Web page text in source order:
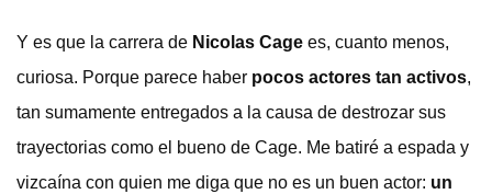
Y es que la carrera de Nicolas Cage es, cuanto menos,
curiosa. Porque parece haber pocos actores tan activos,
tan sumamente entregados a la causa de destrozar sus
trayectorias como el bueno de Cage. Me batiré a espada y
vizcaína con quien me diga que no es un buen actor: un